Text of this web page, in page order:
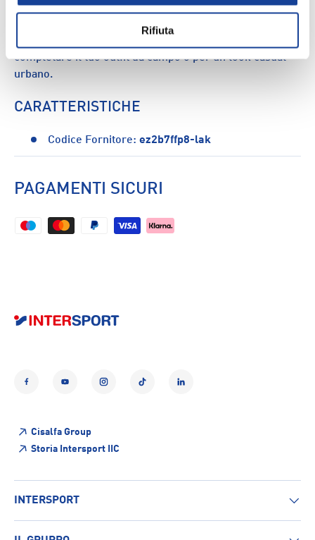
Rifiuta
Courtside Enstablish Jr è perfetto per gli amanti del
basket. Con dettagli ispirati al mondo NBA, questo capo
completare il tuo outfit da campo o per un look casual
urbano.
CARATTERISTICHE
Codice Fornitore: ez2b7ffp8-lak
PAGAMENTI SICURI
YouTubeInstagramTikTok LinkedIn
Cisalfa Group
Storia Intersport IIC
INTERSPORT